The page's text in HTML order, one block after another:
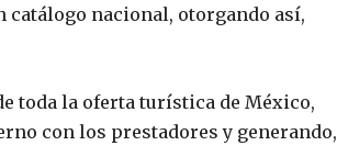
catálogo nacional, otorgando así,
toda la oferta turística de México,
con los prestadores y generando,